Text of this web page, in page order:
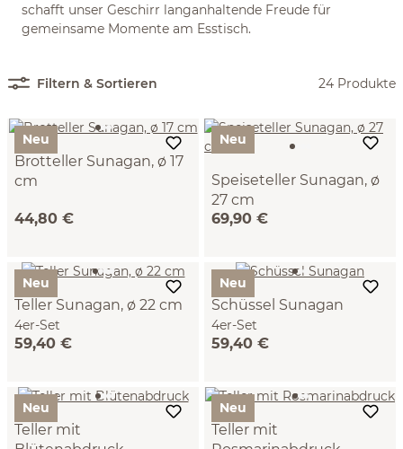
schafft unser Geschirr langanhaltende Freude für
gemeinsame Momente am Esstisch.
Filtern & Sortieren 24 Produkte
Neu
Brotteller Sunagan, ø 17
cm
44,80 €
Neu
Speiseteller Sunagan, ø
27 cm
4er-Set
69,90 €
Neu
Teller Sunagan, ø 22 cm
4er-Set
59,40 €
Neu
Schüssel Sunagan
4er-Set
59,40 €
Neu
Teller mit
Neu
Teller mit